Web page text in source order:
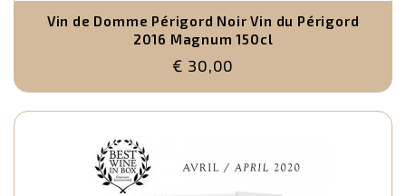
Vin de Domme Périgord Noir Vin du Périgord
2016 Magnum 150cl
€ 30,00